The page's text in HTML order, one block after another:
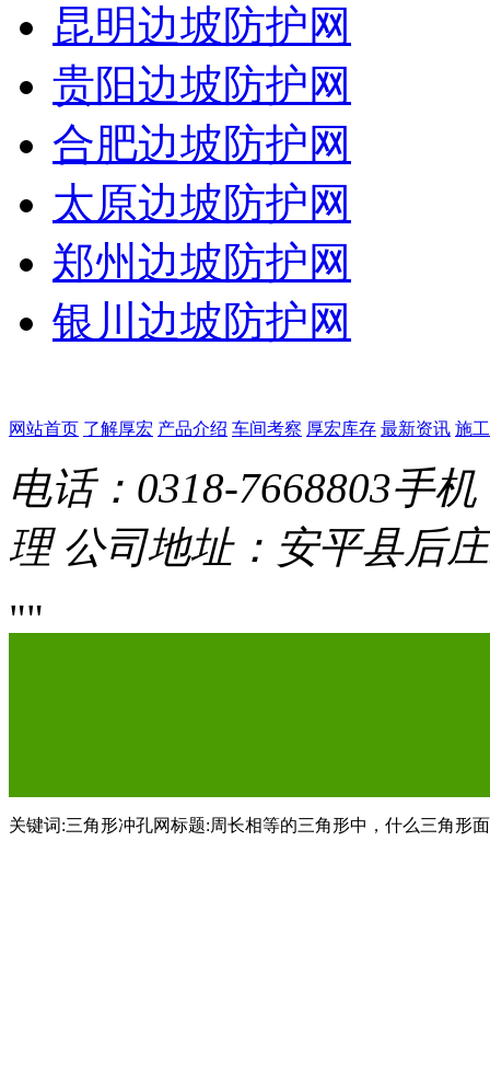
昆明边坡防护网
贵阳边坡防护网
合肥边坡防护网
太原边坡防护网
郑州边坡防护网
银川边坡防护网
网站首页 了解厚宏 产品介绍 车间考察 厚宏库存 最新资讯 施
电话：0318-7668803手机
理 公司地址：安平县后
关键词:三角形冲孔网标题:周长相等的三角形中，什么三角形